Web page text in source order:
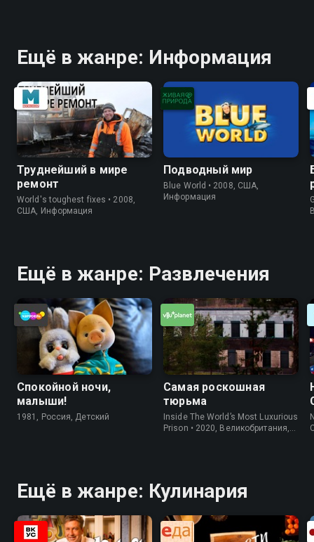
Ещё в жанре: Информация
Труднейший в мире
ремонт
World's toughest fixes • 2008,
США, Информация
Подводный мир
Blue World • 2008, США,
Информация
Ещё в жанре: Развлечения
Спокойной ночи,
малыши!
1981, Россия, Детский
Самая роскошная
тюрьма
Inside The World’s Most Luxurious
Prison • 2020, Великобритания,
Ещё в жанре: Кулинария